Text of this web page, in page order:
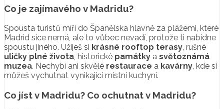
Co je zajímavého v Madridu?
Spousta turistů míří do Španělska hlavně za plážemi, které
Madrid sice nemá, ale to vůbec nevadí, protože ti nabídne
spoustu jiného. Užiješ si krásné rooftop terasy, rušné
uličky plné života, historické památky a světoznámá
muzea. Nechybí ani skvělé restaurace a kavárny, kde si
můžeš vychutnat vynikající místní kuchyni.
Co jíst v Madridu? Co ochutnat v Madridu?